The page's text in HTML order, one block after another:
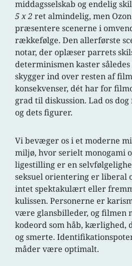
middagsselskab og endelig
5 x 2ret almindelig, men
præsentere scenerne i
rækkefølge. Den allerførste
notar, der oplæser parrets
determinismen kaster
skygger ind over resten af
konsekvenser, dét har for
grad til diskussion. Lad os
og dets figurer.
Vi bevæger os i et moderne
miljø, hvor serielt monogami
ligestilling er en
seksuel orientering er liberal
intet spektakulært eller
kulissen. Personerne er
være glansbilleder, og filmen
kodeord som håb, kærlighed,
og smerte.
måder være optimalt.